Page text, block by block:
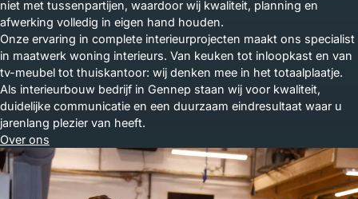
niet met tussenpartijen, waardoor wij kwaliteit, planning en
afwerking volledig in eigen hand houden.
Onze ervaring in complete interieurprojecten maakt ons specialist
in maatwerk woning interieurs. Van keuken tot inloopkast en van
tv-meubel tot thuiskantoor: wij denken mee in het totaalplaatje.
Als interieurbouw bedrijf in Gennep staan wij voor kwaliteit,
duidelijke communicatie en een duurzaam eindresultaat waar u
jarenlang plezier van heeft.
Over ons